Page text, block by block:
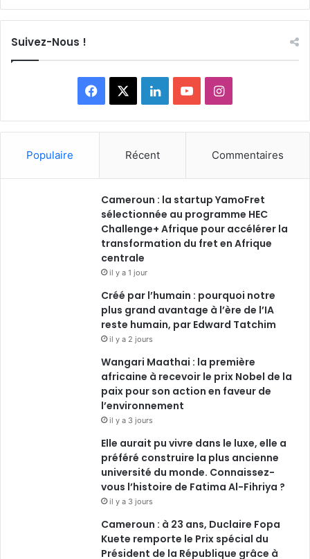
Suivez-Nous !
a
b
o
o
L
i
e
d
o
u
b
I
n
a
g
m
Populaire Récent Commentaires
Cameroun : la startup YamoFret
sélectionnée au programme HEC
Challenge+ Afrique pour accélérer la
transformation du fret en Afrique
centrale
il y a 1 jour
Créé par l’humain : pourquoi notre
plus grand avantage à l’ère de l’IA
reste humain, par Edward Tatchim
il y a 2 jours
Wangari Maathai : la première
africaine à recevoir le prix Nobel de la
paix pour son action en faveur de
l’environnement
il y a 3 jours
Elle aurait pu vivre dans le luxe, elle a
préféré construire la plus ancienne
université du monde. Connaissez-
vous l’histoire de Fatima Al-Fihriya ?
il y a 3 jours
Cameroun : à 23 ans, Duclaire Fopa
Kuete remporte le Prix spécial du
Président de la République grâce à